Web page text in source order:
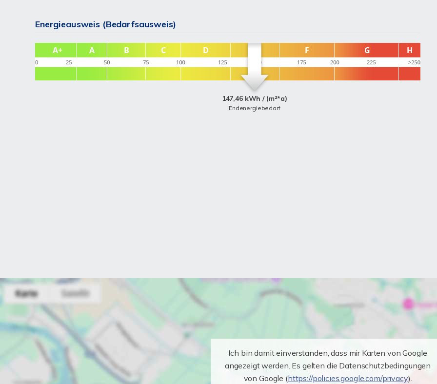
Energieausweis (Bedarfsausweis)
147,46 kWh / (m²*a)
Endenergiebedarf
Ich bin damit einverstanden, dass mir Karten von Google
angezeigt werden. Es gelten die Datenschutzbedingungen
von Google (https://policies.google.com/privacy).